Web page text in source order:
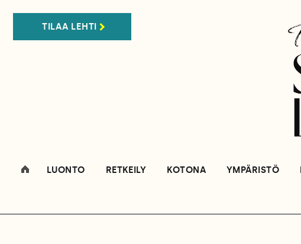
TILAA LEHTI
LUONTO RETKEILY KOTONA YMPÄRISTÖ